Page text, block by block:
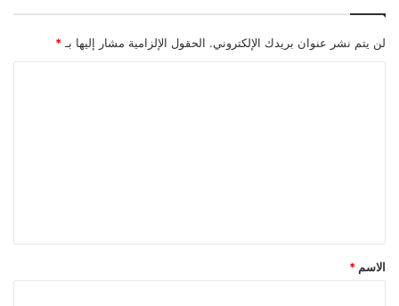
لن يتم نشر عنوان بريدك الإلكتروني. الحقول الإلزامية مشار إليها بـ *
*
الاسم *